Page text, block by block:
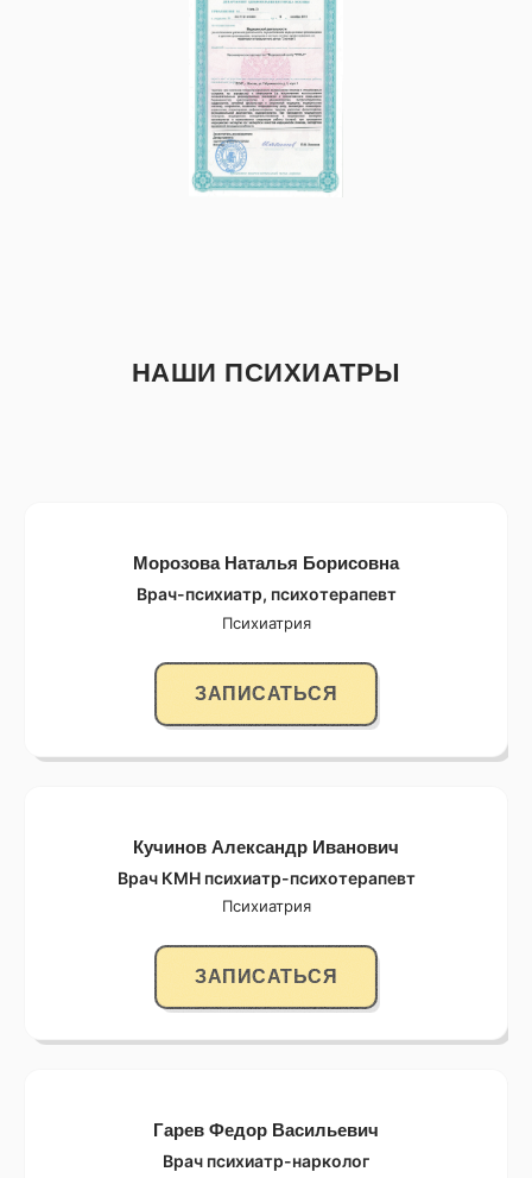
НАШИ ПСИХИАТРЫ
Морозова Наталья Борисовна
Врач-психиатр, психотерапевт
Психиатрия
ЗАПИСАТЬСЯ
Кучинов Александр Иванович
Врач КМН психиатр-психотерапевт
Психиатрия
ЗАПИСАТЬСЯ
Гарев Федор Васильевич
Врач психиатр-нарколог